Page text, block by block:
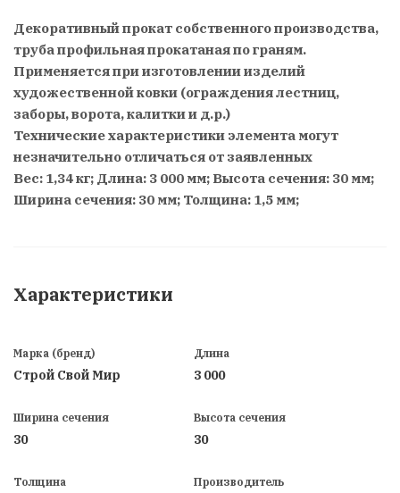
Декоративный прокат собственного производства,
труба профильная прокатаная по граням.
Применяется при изготовлении изделий
художественной ковки (ограждения лестниц,
заборы, ворота, калитки и д.р.)
Технические характеристики элемента могут
незначительно отличаться от заявленных
Вес: 1,34 кг; Длина: 3 000 мм; Высота сечения: 30 мм;
Ширина сечения: 30 мм; Толщина: 1,5 мм;
Характеристики
Марка (бренд)
Строй Свой Мир
Длина
3 000
Ширина сечения
30
Высота сечения
30
Толщина Производитель